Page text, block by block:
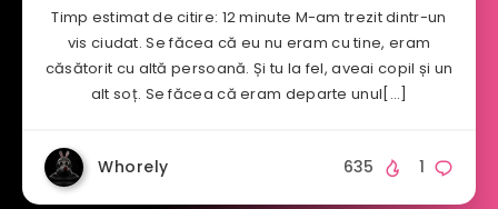
Timp estimat de citire: 12 minute M-am trezit dintr-un
vis ciudat. Se făcea că eu nu eram cu tine, eram
căsătorit cu altă persoană. Și tu la fel, aveai copil și un
alt soț. Se făcea că eram departe unul[…]
Whorely 1
635